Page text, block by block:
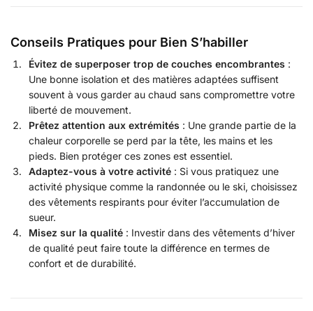
Conseils Pratiques pour Bien S’habiller
Évitez de superposer trop de couches encombrantes :
Une bonne isolation et des matières adaptées suffisent
souvent à vous garder au chaud sans compromettre votre
liberté de mouvement.
Prêtez attention aux extrémités : Une grande partie de la
chaleur corporelle se perd par la tête, les mains et les
pieds. Bien protéger ces zones est essentiel.
Adaptez-vous à votre activité : Si vous pratiquez une
activité physique comme la randonnée ou le ski, choisissez
des vêtements respirants pour éviter l’accumulation de
sueur.
Misez sur la qualité : Investir dans des vêtements d’hiver
de qualité peut faire toute la différence en termes de
confort et de durabilité.